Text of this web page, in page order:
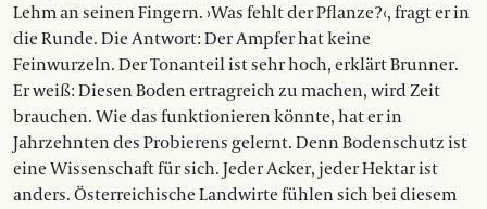
Lehm an seinen Fingern. ›Was fehlt der Pflanze?‹, fragt er in
die Runde. Die Antwort: Der Ampfer hat keine
Feinwurzeln. Der Tonanteil ist sehr hoch, erklärt Brunner.
Er weiß: Diesen Boden ertragreich zu machen, wird Zeit
brauchen. Wie das funktionieren könnte, hat er in
Jahrzehnten des Probierens gelernt. Denn Bodenschutz ist
eine Wissenschaft für sich. Jeder Acker, jeder Hektar ist
anders. Österreichische Landwirte fühlen sich bei diesem